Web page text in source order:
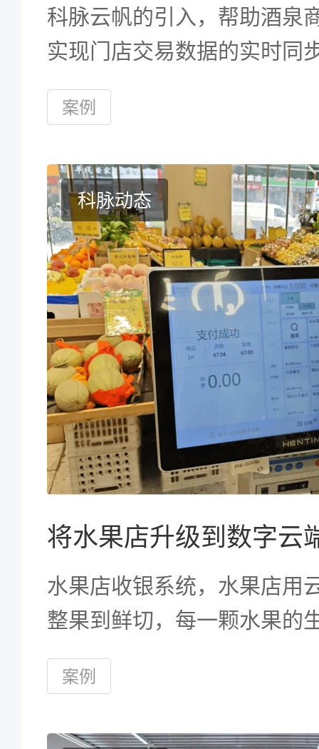
科脉云帆的引入，帮助酒泉
实现门店交易数据的实时同
人员无需等待，即可即时查
店的营收情况。
案例
科脉动态
水果店收银系统，水果店用
整果到鲜切，每一颗水果的
都被纳入精密的数字化管理
应链响应速度因此大幅提升
案例